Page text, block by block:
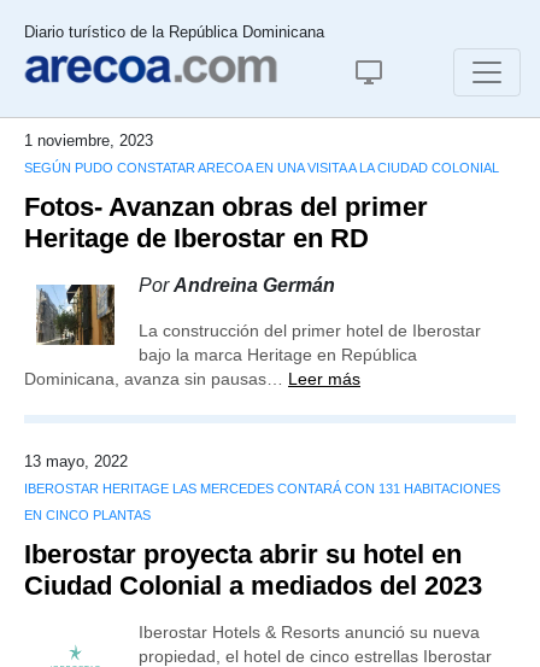
Diario turístico de la República Dominicana
1 noviembre, 2023
SEGÚN PUDO CONSTATAR ARECOA EN UNA VISITA A LA CIUDAD COLONIAL
Fotos- Avanzan obras del primer
Heritage de Iberostar en RD
PorAndreina Germán
La construcción del primer hotel de Iberostar
bajo la marca Heritage en República
Dominicana, avanza sin pausas… Leer más
13 mayo, 2022
IBEROSTAR HERITAGE LAS MERCEDES CONTARÁ CON 131 HABITACIONES
EN CINCO PLANTAS
Iberostar proyecta abrir su hotel en
Ciudad Colonial a mediados del 2023
Iberostar Hotels & Resorts anunció su nueva
propiedad, el hotel de cinco estrellas Iberostar